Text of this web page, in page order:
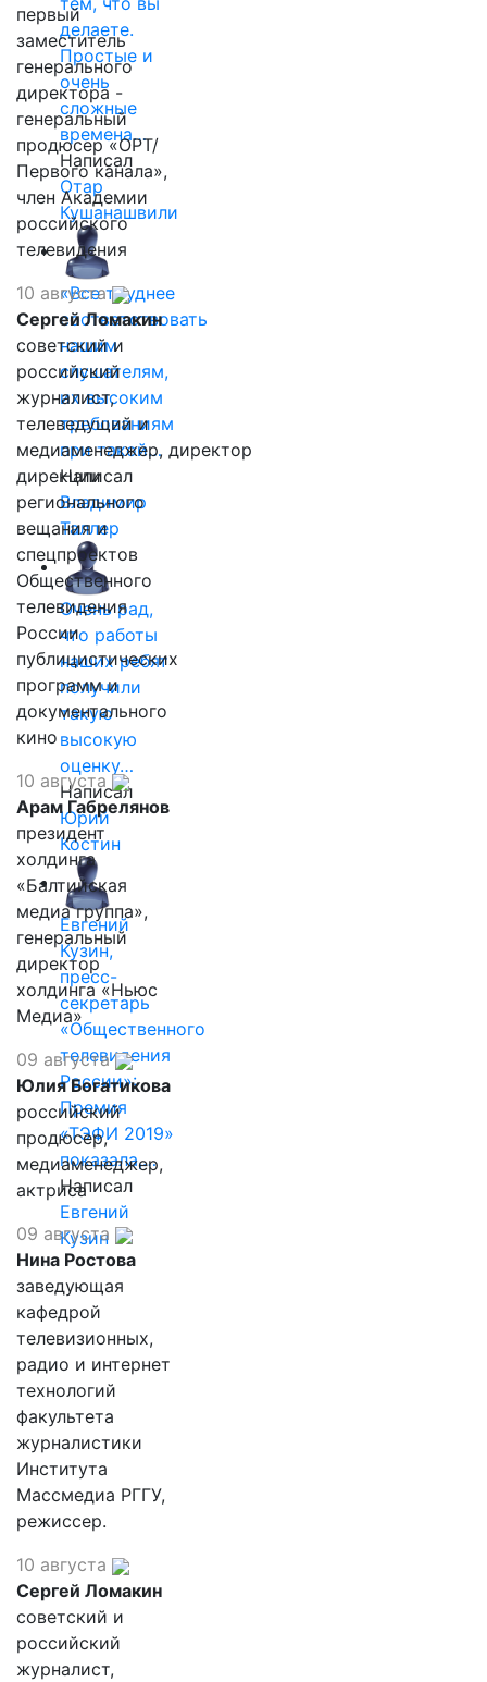
делаете.
Простые и
очень
сложные
времена…
Написал
Отар
Кушанашвили
«Все труднее
соответствовать
нашим
слушателям,
их высоким
требованиям
при такой…
Написал
Владимир
Таллер
Очень рад,
что работы
наших ребят
получили
такую
высокую
оценку…
Написал
Юрий
Костин
Евгений
Кузин,
пресс-
секретарь
«Общественного
телевидения
России»:
Премия
«ТЭФИ 2019»
показала,…
Написал
Евгений
Кузин
первый
заместитель
генерального
директора -
генеральный
продюсер «ОРТ/
Первого канала»,
член Академии
российского
телевидения
10 августа
Сергей Ломакин
советский и
российский
журналист,
телеведущий и
медиаменеджер, директор
дирекции
регионального
вещания и
спецпроектов
Общественного
телевидения
России
публицистических
программ и
документального
кино
10 августа
Арам Габрелянов
президент
холдинга
«Балтийская
медиа группа»,
генеральный
директор
холдинга «Ньюс
Медиа»
09 августа
Юлия Богатикова
российский
продюсер,
медиаменеджер,
актриса
09 августа
Нина Ростова
заведующая
кафедрой
телевизионных,
радио и интернет
технологий
факультета
журналистики
Института
Массмедиа РГГУ,
режиссер.
10 августа
Сергей Ломакин
советский и
российский
журналист,